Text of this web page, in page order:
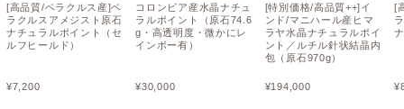
[高品質/ベラクルス産]ベ
ラクルスアメジスト原石
ナチュラルポイント（セ
ルフヒールド）
¥7,200
コロンビア産水晶ナチュ
ラルポイント（原石74.6
g・高透明度・微かにレ
インボー有）
¥30,000
[特別価格/高品質++]イ
ンド/マニハール産ヒマ
ラヤ水晶ナチュラルポイ
ント／ルチル針状結晶内
包（原石970g）
¥194,000
[
¥